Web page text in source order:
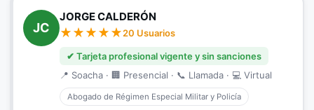
JC
JORGE CALDERÓN
20 Usuarios
✔ Tarjeta profesional vigente y sin sanciones
📍 Soacha · 🏢 Presencial · 📞 Llamada · 💻 Virtual
Abogado de Régimen Especial Militar y Policía